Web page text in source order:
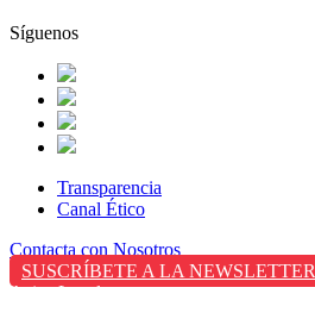
Síguenos
Transparencia
Canal Ético
Contacta con Nosotros
SUSCRÍBETE A LA NEWSLETTER
Aviso Legal